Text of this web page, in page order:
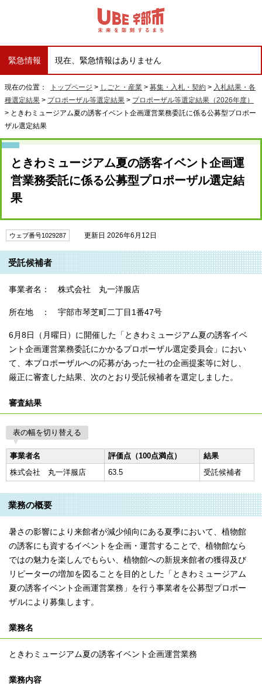
緊急情報 現在、緊急情報はありません
現在の位置： トップページ > しごと・産業 > 募集・入札・契約 > 入札結果・各
種選定結果 > プロポーザル等選定結果 > プロポーザル等選定結果（2026年度）
> ときわミュージアム夏の誘客イベント企画運営業務委託に係る公募型プロポー
ザル選定結果
ときわミュージアム夏の誘客イベント企画運
営業務委託に係る公募型プロポーザル選定結
果
ウェブ番号1029287 更新日 2026年6月12日
受託候補者
事業者名： 株式会社 丸一洋服店
所在地 ： 宇部市琴芝町二丁目1番47号
6月8日（月曜日）に開催した「ときわミュージアム夏の誘客イベ
ント企画運営業務委託にかかるプロポーザル選定委員会」におい
て、本プロポーザルへの応募があった一社の企画提案等に対し、
厳正に審査した結果、次のとおり受託候補者を選定しました。
審査結果
表の幅を切り替える
事業者名 評価点（100点満点）
結果
株式会社 丸一洋服店
63.5 受託候補者
業務の概要
暑さの影響により来館者が減少傾向にある夏季において、植物館
の誘客にも資するイベントを企画・運営することで、植物館なら
ではの魅力を楽しんでもらい、植物館への新規来館者の獲得及び
リピーターの増加を図ることを目的とした「ときわミュージアム
夏の誘客イベント企画運営業務」を行う事業者を公募型プロポー
ザルにより募集します。
業務名
ときわミュージアム夏の誘客イベント企画運営業務
業務内容